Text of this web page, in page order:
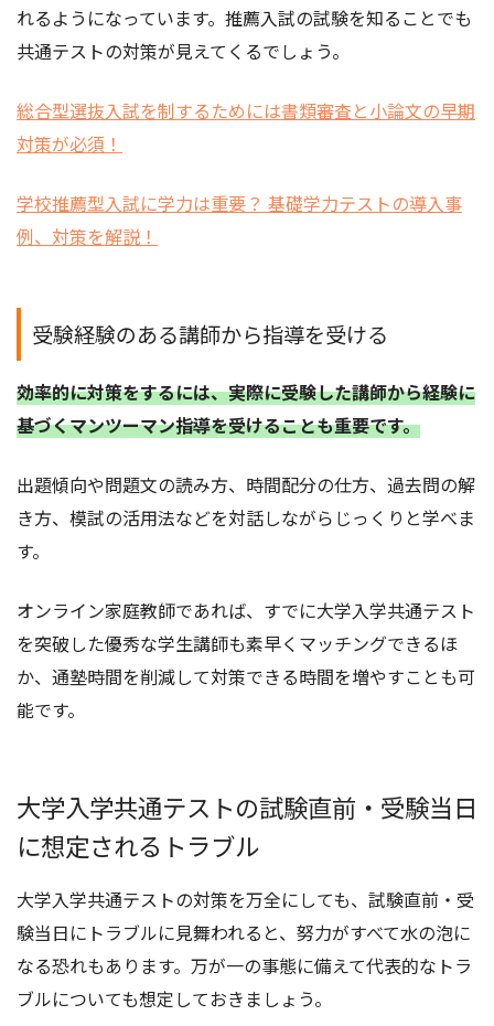
れるようになっています。推薦入試の試験を知ることでも
共通テストの対策が見えてくるでしょう。
総合型選抜入試を制するためには書類審査と小論文の早期
対策が必須！
学校推薦型入試に学力は重要？ 基礎学力テストの導入事
例、対策を解説！
受験経験のある講師から指導を受ける
効率的に対策をするには、実際に受験した講師から経験に
基づくマンツーマン指導を受けることも重要です。
出題傾向や問題文の読み方、時間配分の仕方、過去問の解
き方、模試の活用法などを対話しながらじっくりと学べま
す。
オンライン家庭教師であれば、すでに大学入学共通テスト
を突破した優秀な学生講師も素早くマッチングできるほ
か、通塾時間を削減して対策できる時間を増やすことも可
能です。
大学入学共通テストの試験直前・受験当日
に想定されるトラブル
大学入学共通テストの対策を万全にしても、試験直前・受
験当日にトラブルに見舞われると、努力がすべて水の泡に
なる恐れもあります。万が一の事態に備えて代表的なトラ
ブルについても想定しておきましょう。